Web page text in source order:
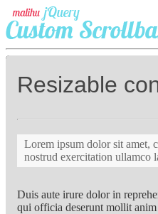
Resizable
Lorem ipsum dolor sit amet,
nostrud exercitation ullamco
Duis aute irure dolor in
qui officia deserunt mollit